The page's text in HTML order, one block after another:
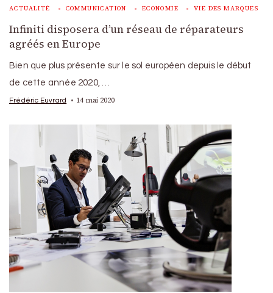
ACTUALITÉ COMMUNICATION ECONOMIE VIE DES MARQUES
Infiniti disposera d’un réseau de réparateurs
agréés en Europe
Bien que plus présente sur le sol européen depuis le début
de cette année 2020, …
Frédéric Euvrard 14 mai 2020